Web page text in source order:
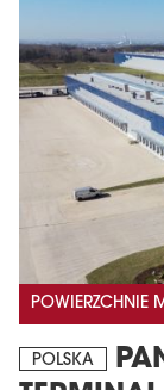
POWIERZCHNIE
POLSKA